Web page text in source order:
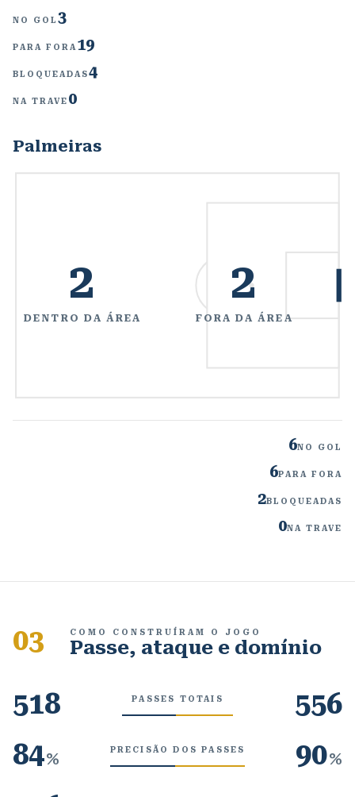
NO GOL 3
PARA FORA 19
BLOQUEADAS4
NA TRAVE 0
Palmeiras
2
DENTRO DA ÁREA
2
FORA DA ÁREA
6NO GOL
6PARA FORA
2BLOQUEADAS
0NA TRAVE
03 COMO CONSTRUÍRAM O JOGO
Passe, ataque e domínio
518 PASSES TOTAIS
556
84% PRECISÃO DOS PASSES 90%